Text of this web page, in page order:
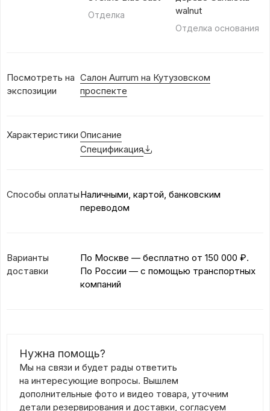
Отделка
walnut
Отделка основания
Посмотреть на
экспозиции
Салон Aurrum на Кутузовском
проспекте
Характеристики Описание
Спецификация
Способы оплатыНаличными, картой, банковским
переводом
Варианты
доставки
По Москве — бесплатно от 150 000 ₽.
По России — с помощью транспортных
компаний
Нужна помощь?
Мы на связи и будет рады ответить
на интересующие вопросы. Вышлем
дополнительные фото и видео товара, уточним
детали резервирования и доставки, согласуем